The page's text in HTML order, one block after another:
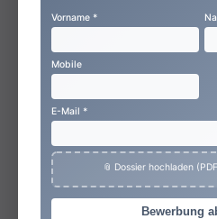
Vorname *
Mobile
E-Mail *
📎 Dossier hochladen
Bewerbung